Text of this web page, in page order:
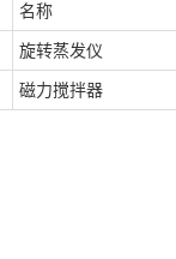
名称
旋转蒸发仪
磁力搅拌器